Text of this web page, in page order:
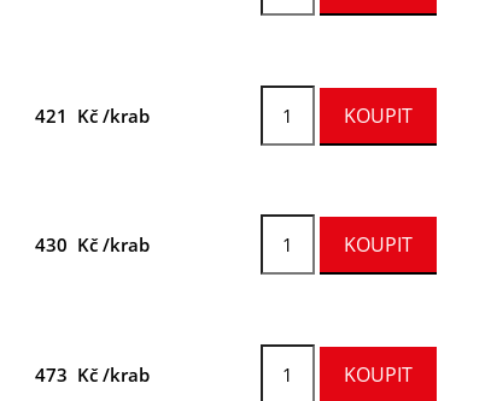
421 Kč /krab
430 Kč /krab
473 Kč /krab